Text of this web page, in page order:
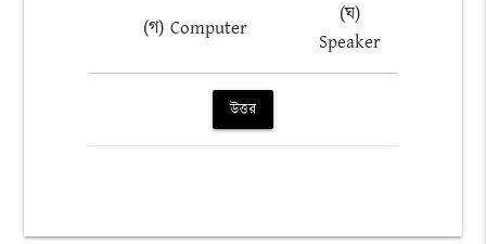
(গ) Computer
(ঘ)
Speaker
উত্তর